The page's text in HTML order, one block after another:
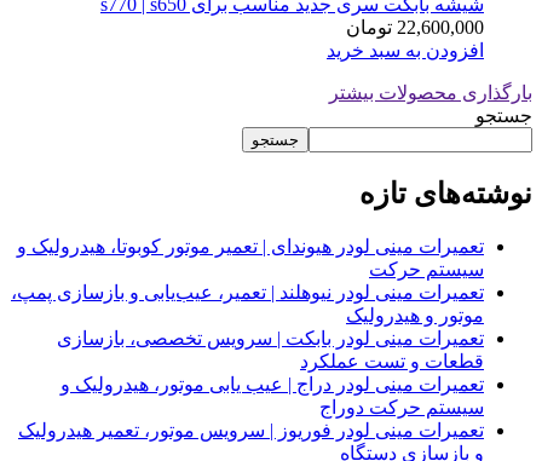
شیشه بابکت سری جدید مناسب برای s770 | s650
22,600,000 تومان
افزودن به سبد خرید
بارگذاری محصولات بیشتر
جستجو
جستجو
نوشته‌های تازه
تعمیرات مینی لودر هیوندای | تعمیر موتور کوبوتا، هیدرولیک و
سیستم حرکت
تعمیرات مینی لودر نیوهلند | تعمیر، عیب‌یابی و بازسازی پمپ،
موتور و هیدرولیک
تعمیرات مینی لودر بابکت | سرویس تخصصی، بازسازی
قطعات و تست عملکرد
تعمیرات مینی لودر دراج | عیب یابی موتور، هیدرولیک و
سیستم حرکت دوراج
تعمیرات مینی لودر فوریوز | سرویس موتور، تعمیر هیدرولیک
و بازسازی دستگاه